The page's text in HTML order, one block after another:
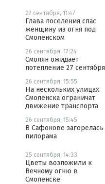
27 сентября, 11:47
Глава поселения спас
женщину из огня под
Смоленском
26 сентября, 17:24
Смолян ожидает
потепление 27 сентября
26 сентября, 15:55
На нескольких улицах
Смоленска ограничат
движение транспорта
26 сентября, 15:45
В Сафонове загорелась
пилорама
25 сентября, 14:33
Цветы возложили к
Вечному огню в
Смоленске